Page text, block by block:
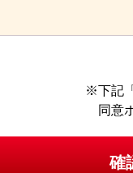
下記
同意
確